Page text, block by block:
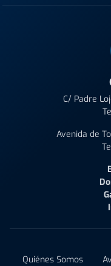
C/ Padre
Avenida de
Quiénes Somos